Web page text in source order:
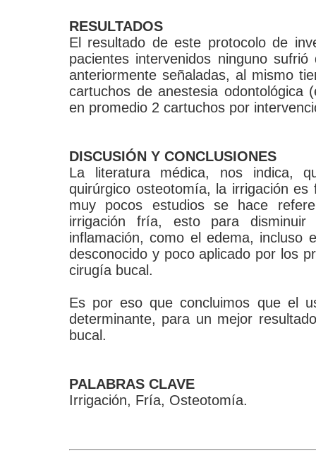
RESULTADOS
El resultado de este protocolo de
pacientes intervenidos ninguno
anteriormente señaladas, al mismo
cartuchos de anestesia odontológica
en promedio 2 cartuchos por
DISCUSIÓN Y CONCLUSIONES
La literatura médica, nos indica,
quirúrgico osteotomía, la irrigación
muy pocos estudios se hace
irrigación fría, esto para disminuir
inflamación, como el edema, incluso
desconocido y poco aplicado por los
cirugía bucal.
Es por eso que concluimos que el
determinante, para un mejor
bucal.
PALABRAS CLAVE
Irrigación, Fría, Osteotomía.